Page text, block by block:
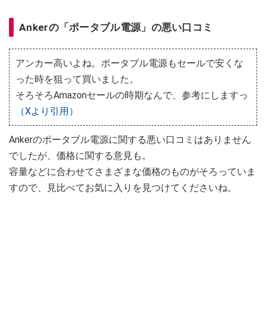
Ankerの「ポータブル電源」の悪い口コミ
アンカー高いよね。ポータブル電源もセールで安くな
った時を狙って買いました。
そろそろAmazonセールの時期なんで、参考にしますっ
（Xより引用）
Ankerのポータブル電源に関する悪い口コミはありません
でしたが、価格に関する意見も。
容量などに合わせてさまざまな価格のものがそろっていま
すので、見比べてお気に入りを見つけてくださいね。